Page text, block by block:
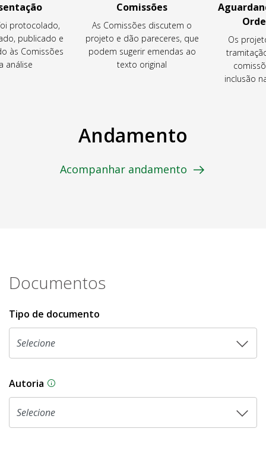
protocolado,
publicado e
às Comissões
análise
Comissões
As Comissões discutem o
projeto e dão pareceres, que
podem sugerir emendas ao
texto original
Os
inclusão
Andamento
Acompanhar andamento
Documentos
Tipo de documento
Autoria As proposições legislativas na CLDF podem